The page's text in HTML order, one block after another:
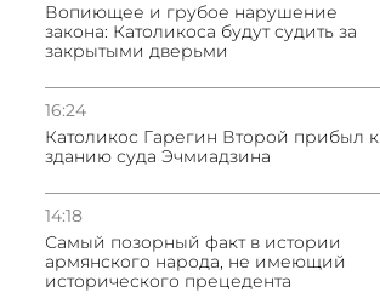
Вопиющее и грубое нарушение
закона: Католикоса будут судить за
закрытыми дверьми
16:24
Католикос Гарегин Второй прибыл к
зданию суда Эчмиадзина
14:18
Самый позорный факт в истории
армянского народа, не имеющий
исторического прецедента